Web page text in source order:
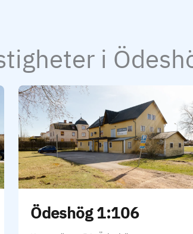
i
Ödeshög 1:106